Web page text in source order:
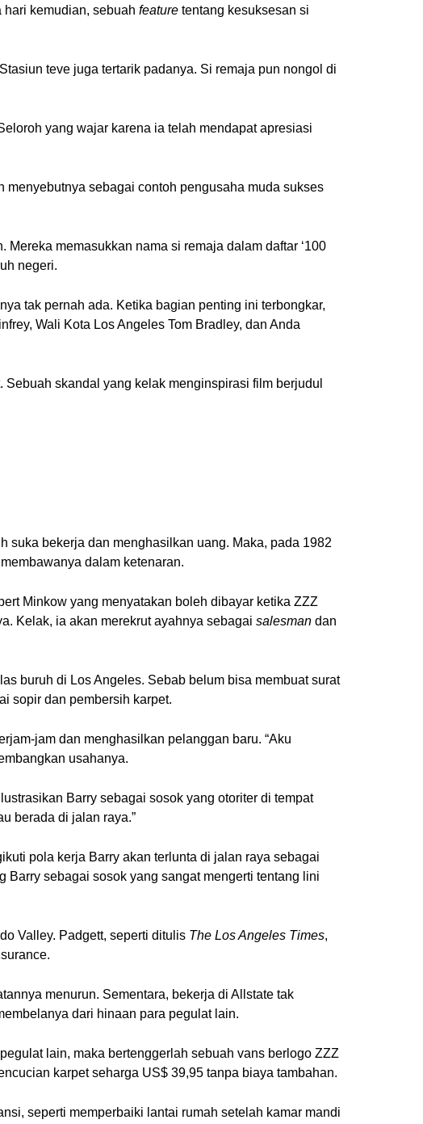
kemudian, sebuah feature tentang kesuksesan si
teve juga tertarik padanya. Si remaja pun nongol di
yang wajar karena ia telah mendapat apresiasi
sebagai contoh pengusaha muda sukses
memasukkan nama si remaja dalam daftar ‘100
negeri.
tak pernah ada. Ketika bagian penting ini terbongkar,
Wali Kota Los Angeles Tom Bradley, dan Anda
skandal yang kelak menginspirasi film berjudul
suka bekerja dan menghasilkan uang. Maka, pada 1982
dalam ketenaran.
Minkow yang menyatakan boleh dibayar ketika ZZZ
Kelak, ia akan merekrut ayahnya sebagai salesman dan
buruh di Los Angeles. Sebab belum bisa membuat surat
sopir dan pembersih karpet.
jam dan menghasilkan pelanggan baru. “Aku
usahanya.
Barry sebagai sosok yang otoriter di tempat
berada di jalan raya.”
pola kerja Barry akan terlunta di jalan raya sebagai
Barry sebagai sosok yang sangat mengerti tentang lini
Valley. Padgett, seperti ditulis The Los Angeles Times,
menurun. Sementara, bekerja di Allstate tak
dari hinaan para pegulat lain.
lain, maka bertenggerlah sebuah vans berlogo ZZZ
karpet seharga US$ 39,95 tanpa biaya tambahan.
seperti memperbaiki lantai rumah setelah kamar mandi